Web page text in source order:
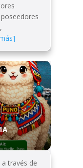
través de